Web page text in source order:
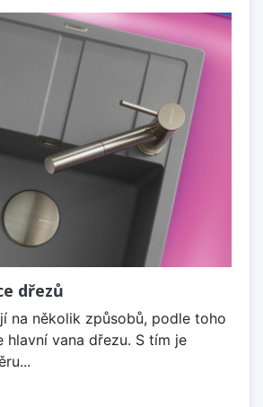
dřezů
na několik způsobů, podle toho
hlavní vana dřezu. S tím je